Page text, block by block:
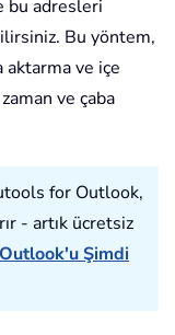
bu adresleri
Bu yöntem,
ve içe
ve çaba
for Outlook,
- artık ücretsiz
Şimdi